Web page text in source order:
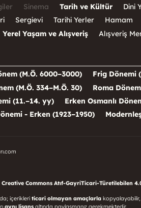
Sinema Tarih ve Kültür Dini
Sergievi Tarihi Yerler Hamam
Yerel Yaşam ve Alışveriş Alışveriş
(M.Ö. 6000–3000) Frig Dönemi
(M.Ö. 334–M.Ö. 30)
Roma
(11.–14. yy)
Erken Osmanlı
- Erken (1923–1950)
Creative Commons Atıf-GayriTicari-Türetilebilen
içerikleri ticari olmayan amaçlarla kopyalayabilir,
aynı lisans altında paylaşmanız gerekmektedir.